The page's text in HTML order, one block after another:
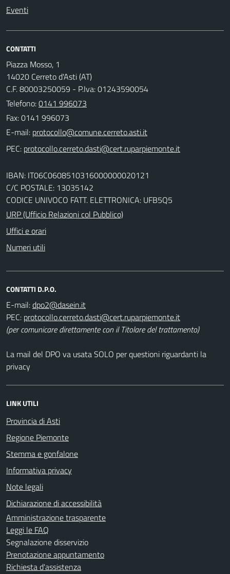
Eventi
CONTATTI
Piazza Mosso, 1
14020 Cerreto d'Asti (AT)
C.F. 80003250059 - P.Iva: 01243590054
Telefono:0141 996073
Fax: 0141 996073
E-mail:
PEC:
IBAN: IT06C0608510316000000020121
C/C POSTALE: 13035142
CODICE UNIVOCO FATT. ELETTRONICA: UFB5Q5
URP (Ufficio Relazioni col Pubblico)
Uffici e orari
Numeri utili
CONTATTI D.P.O.
E-mail:
PEC:
(per comunicare direttamente con il Titolare del trattamento)
La mail del DPO va usata SOLO per questioni riguardanti la
privacy
LINK UTILI
Provincia di Asti
Regione Piemonte
Stemma e gonfalone
Informativa privacy
Note legali
Dichiarazione di accessibilità
Amministrazione trasparente
Leggi le FAQ
Segnalazione disservizio
Prenotazione appuntamento
Richiesta d'assistenza